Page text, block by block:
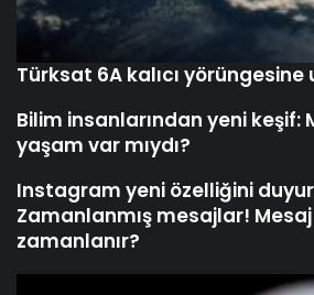
Türksat 6A kalıcı yörüngesine
Bilim insanlarından yeni keşif:
yaşam var mıydı?
Instagram yeni özelliğini
Zamanlanmış mesajlar! Mesaj
zamanlanır?